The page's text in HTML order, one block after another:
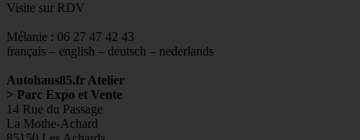
Visite sur RDV
Mélanie : 06 27 47 42 43
français – english – deutsch – nederlands
Autohaus85.fr Atelier
> Parc Expo et Vente
14 Rue du Passage
La Mothe-Achard